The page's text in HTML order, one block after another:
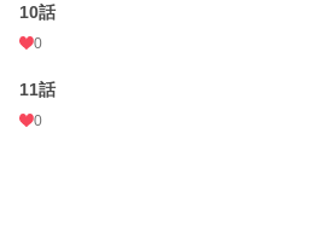
10話
0
11話
0